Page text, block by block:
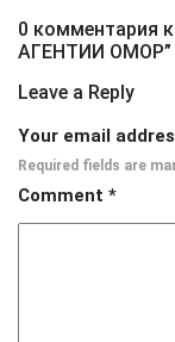
0 комментария к
АГЕНТИИ ОМОР”
Leave a Reply
Your email
Required fields are
Comment *